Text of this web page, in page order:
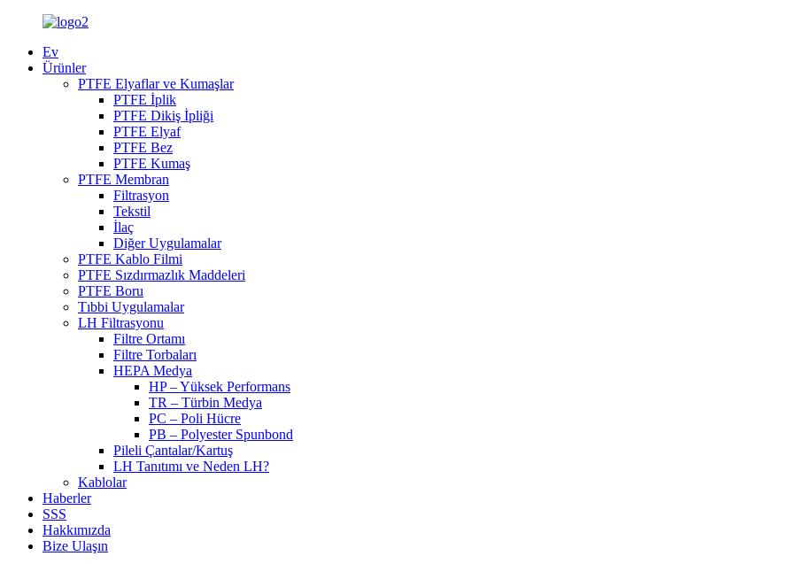
Ev
Ürünler
PTFE Elyaflar ve Kumaşlar
PTFE İplik
PTFE Dikiş İpliği
PTFE Elyaf
PTFE Bez
PTFE Kumaş
PTFE Membran
Filtrasyon
Tekstil
İlaç
Diğer Uygulamalar
PTFE Kablo Filmi
PTFE Sızdırmazlık Maddeleri
PTFE Boru
Tıbbi Uygulamalar
LH Filtrasyonu
Filtre Ortamı
Filtre Torbaları
HEPA Medya
HP – Yüksek Performans
TR – Türbin Medya
PC – Poli Hücre
PB – Polyester Spunbond
Pileli Çantalar/Kartuş
LH Tanıtımı ve Neden LH?
Kablolar
Haberler
SSS
Hakkımızda
Bize Ulaşın